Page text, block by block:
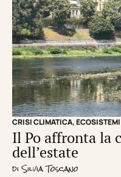
CRISI CLIMATICA,ECOSISTEMI
Il Po affronta la
dell’estate
diSilvia Toscano